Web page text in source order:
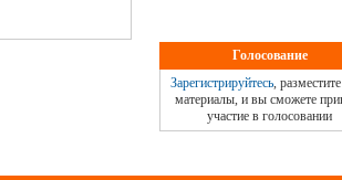
Голосование
Зарегистрируйтесь,
материалы, и вы сможете
участие в голосовании